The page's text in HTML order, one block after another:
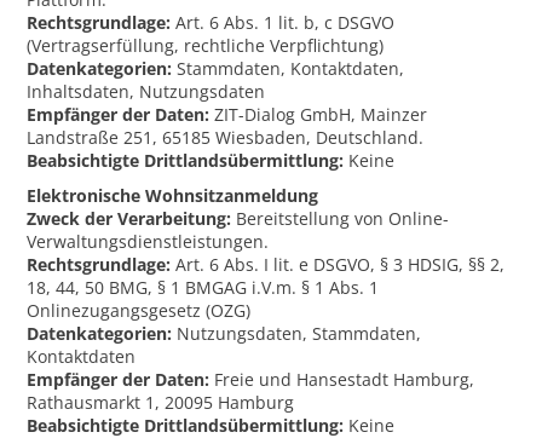
Rechtsgrundlage: Art. 6 Abs. 1 lit. b, c DSGVO
(Vertragserfüllung, rechtliche Verpflichtung)
Datenkategorien: Stammdaten, Kontaktdaten,
Inhaltsdaten, Nutzungsdaten
Empfänger der Daten: ZIT-Dialog GmbH, Mainzer
Landstraße 251, 65185 Wiesbaden, Deutschland.
Beabsichtigte Drittlandsübermittlung: Keine
Elektronische Wohnsitzanmeldung
Zweck der Verarbeitung: Bereitstellung von Online-
Verwaltungsdienstleistungen.
Rechtsgrundlage: Art. 6 Abs. I lit. e DSGVO, § 3 HDSIG, §§ 2,
18, 44, 50 BMG, § 1 BMGAG i.V.m. § 1 Abs. 1
Onlinezugangsgesetz (OZG)
Datenkategorien: Nutzungsdaten, Stammdaten,
Kontaktdaten
Empfänger der Daten: Freie und Hansestadt Hamburg,
Rathausmarkt 1, 20095 Hamburg
Beabsichtigte Drittlandsübermittlung: Keine